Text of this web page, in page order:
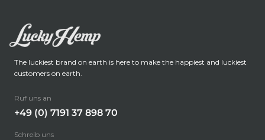
The luckiest brand on earth is here to make the happiest and luckiest
customers on earth.
Ruf uns an
+49 (0) 7191 37 898 70
Schreib uns